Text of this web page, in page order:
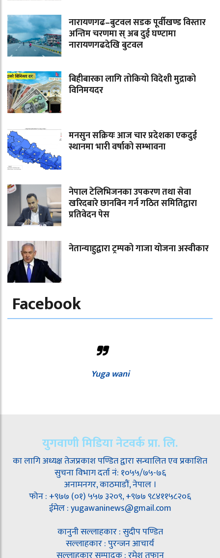
नारायणगढ–बुटवल सडक पूर्वीखण्ड विस्तार
अन्तिम चरणमा स् अब दुई घण्टामा
नारायणगढदेखि बुटवल
बिहीबारका लागि तोकियो विदेशी मुद्राको
विनिमयदर
मनसुन सक्रियः आज चार प्रदेशका एकदुई
स्थानमा भारी वर्षाको सम्भावना
नेपाल टेलिभिजनका उपकरण तथा सेवा
खरिदबारे छानबिन गर्न गठित समितिद्वारा
प्रतिवेदन पेस
नेतान्याहुद्वारा ट्रम्पको गाजा योजना अस्वीकार
Facebook
Yuga wani
युगवाणी मिडिया नेटवर्क प्रा. लि.
का लागि अध्यक्ष तेजप्रकाश पण्डित द्वारा सन्चालित एव प्रकाशित
सुचना विभाग दर्ता नं: १०५५/७५-७६
अनामनगर, काठमाडौं, नेपाल ।
फोन : +९७७ (०१) ५५७ ३२०९, +९७७ ९८४११५८२०६
ईमेल : yugawaninews@gmail.com
कानुनी सल्लाहकार : सुदीप पण्डित
सल्लाहकार : पुरन्जन आचार्य